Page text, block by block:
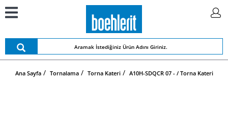
Ana Sayfa Tornalama Torna Kateri A10H-SDQCR 07 - / Torna Kateri